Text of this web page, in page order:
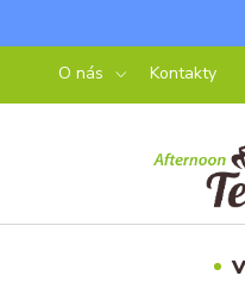
O nás Kontakty